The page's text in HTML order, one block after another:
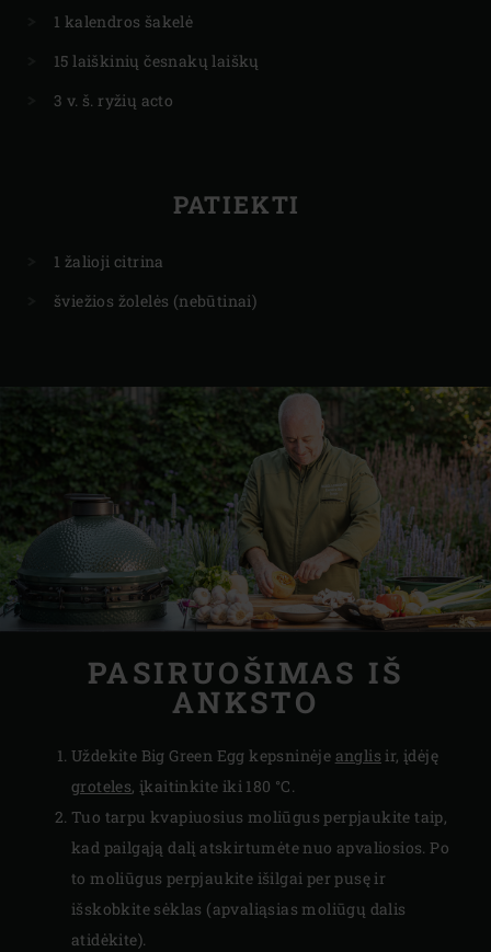
1 kalendros šakelė
15 laiškinių česnakų laiškų
3 v. š. ryžių acto
PATIEKTI
1 žalioji citrina
šviežios žolelės (nebūtinai)
PASIRUOŠIMAS IŠ
ANKSTO
Uždekite Big Green Egg kepsninėje anglis ir, įdėję
groteles, įkaitinkite iki 180 °C.
Tuo tarpu kvapiuosius moliūgus perpjaukite taip,
kad pailgąją dalį atskirtumėte nuo apvaliosios. Po
to moliūgus perpjaukite išilgai per pusę ir
išskobkite sėklas (apvaliąsias moliūgų dalis
atidėkite).